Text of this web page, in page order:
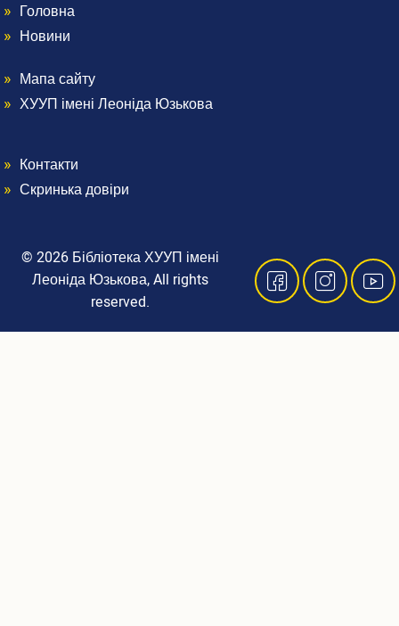
Menu
Footer
1
Головна
Новини
Menu
2
Мапа сайту
ХУУП імені Леоніда Юзькова
Menu
4
Контакти
Скринька довіри
© 2026 Бібліотека ХУУП імені
Леоніда Юзькова, All rights
reserved.